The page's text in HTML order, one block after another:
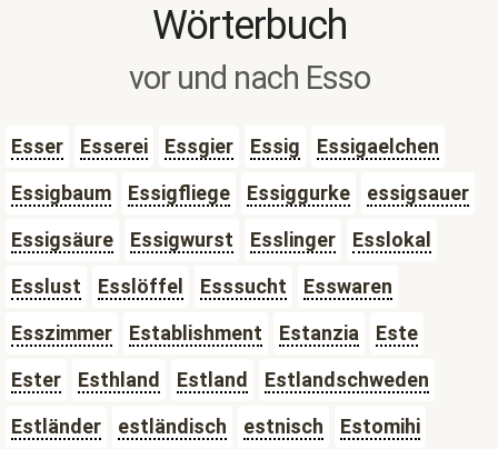
Wörterbuch
vor und nach Esso
Esser Esserei Essgier Essig
Essigaelchen
Essigbaum
Essigfliege Essiggurke
essigsauer
Essigsäure
Essigwurst Esslinger
Esslokal
Esslust
Esslöffel Esssucht
Esswaren
Esszimmer
Establishment Estanzia
Este
Ester
Esthland Estland
Estlandschweden
Estländer
estländisch estnisch Estomihi